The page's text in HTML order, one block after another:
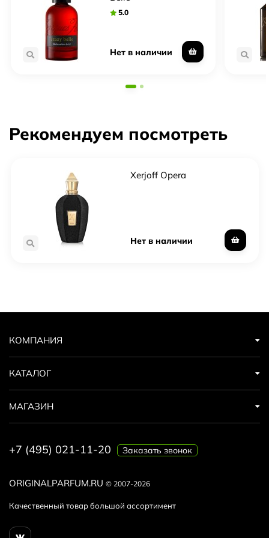
5.0
Нет в наличии
Рекомендуем посмотреть
Xerjoff Opera
Нет в наличии
ORIGINALPARFUM.RU © 2007-2026
Качественный товар большой ассортимент
КОМПАНИЯ
КАТАЛОГ
МАГАЗИН
+7 (495) 021-11-20 Заказать звонок